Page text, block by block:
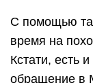
С помощью
время на
Кстати, есть
обращение в